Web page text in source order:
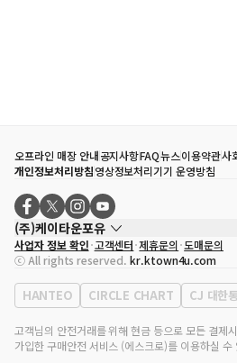
오프라인 매장 안내공지사항FAQ뉴스이용약관사
개인정보처리방침영상정보처리기기 운영방침
(주)케이타운포유
대표자
송효민
사업자등록번호
120-87-71116
통신판매업 신고번호 제2011-서울강남-02223
대표전화
02-552-9855
사업자 정보 확인 고객센터 제휴문의 도매문의
ⓒ All rights reserved. kr.ktown4u.com
HANTEO CIRCLE CHART CJ 대한
고객님의 안전거래를 위해 현금 등으로 모든 결제
가입한 구매안전 서비스 (에스크로)를 이용하실 수